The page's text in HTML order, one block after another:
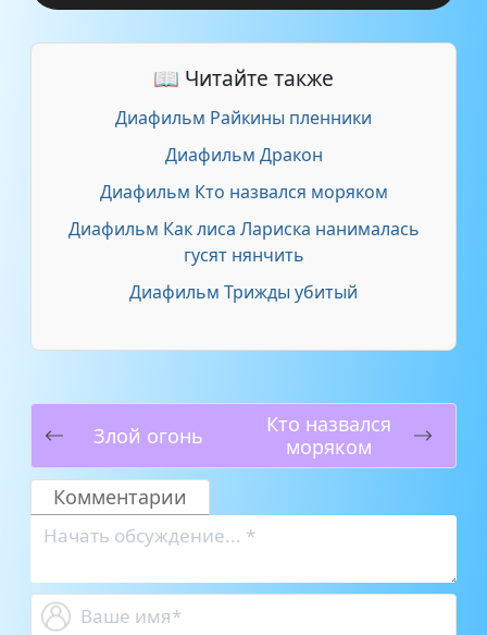
📖 Читайте также
Диафильм Райкины пленники
Диафильм Дракон
Диафильм Кто назвался моряком
Диафильм Как лиса Лариска нанималась
гусят нянчить
Диафильм Трижды убитый
Злой огонь
Кто назвался
моряком
Комментарии